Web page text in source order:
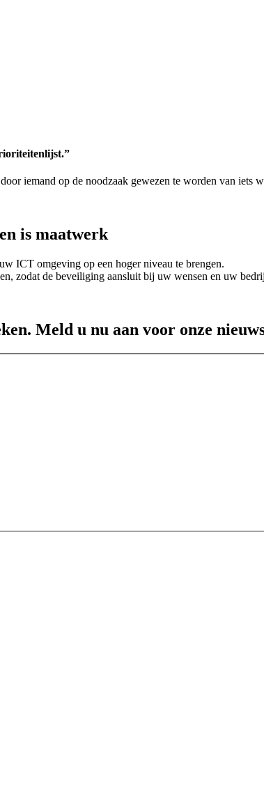
iemand op de noodzaak gewezen te worden van iets
is maatwerk
ICT omgeving op een hoger niveau te brengen.
zodat de beveiliging aansluit bij uw wensen en uw
Meld u nu aan voor onze